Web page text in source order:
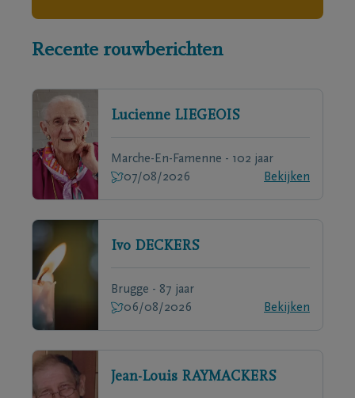
Recente rouwberichten
Lucienne LIEGEOIS
Marche-En-Famenne - 102 jaar
07/08/2026
Bekijken
Ivo DECKERS
Brugge - 87 jaar
06/08/2026
Bekijken
Jean-Louis RAYMACKERS